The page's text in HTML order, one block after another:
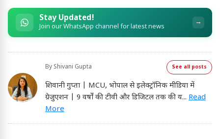
Stay Updated!
Join our WhatsApp channel for latest news →
By Shivani Gupta See all posts
शिवानी गुप्ता | MCU, भोपाल से इलेक्ट्रॉनिक मीडिया में
ग्रेजुएशन | 9 वर्षों की टीवी और डिजिटल तक की य... Read
More